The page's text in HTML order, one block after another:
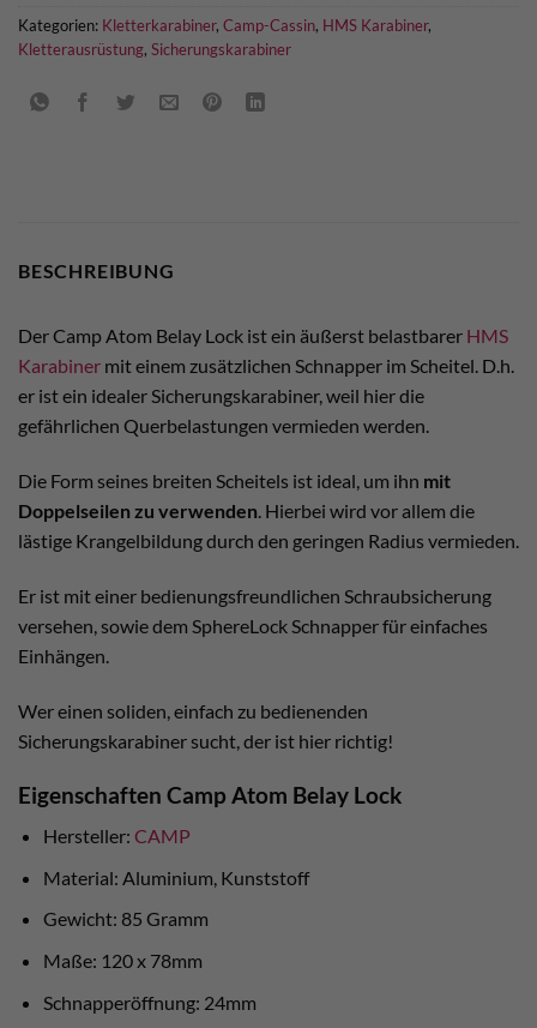
Kategorien: Kletterkarabiner, Camp-Cassin, HMS Karabiner,
Kletterausrüstung, Sicherungskarabiner
BESCHREIBUNG
Der Camp Atom Belay Lock ist ein äußerst belastbarer HMS
Karabiner mit einem zusätzlichen Schnapper im Scheitel. D.h.
er ist ein idealer Sicherungskarabiner, weil hier die
gefährlichen Querbelastungen vermieden werden.
Die Form seines breiten Scheitels ist ideal, um ihn mit
Doppelseilen zu verwenden. Hierbei wird vor allem die
lästige Krangelbildung durch den geringen Radius vermieden.
Er ist mit einer bedienungsfreundlichen Schraubsicherung
versehen, sowie dem SphereLock Schnapper für einfaches
Einhängen.
Wer einen soliden, einfach zu bedienenden
Sicherungskarabiner sucht, der ist hier richtig!
Eigenschaften Camp Atom Belay Lock
Hersteller: CAMP
Material: Aluminium, Kunststoff
Gewicht: 85 Gramm
Maße: 120 x 78mm
Schnapperöffnung: 24mm